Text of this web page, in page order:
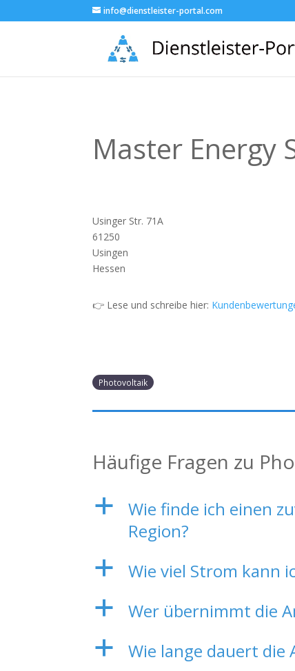
info@dienstleister-portal.com
Master Energy
Usinger Str. 71A
61250
Usingen
Hessen
👉 Lese und schreibe hier:
Photovoltaik
Häufige Fragen zu
a
Wie finde ich einen
Region?
a Wie viel Strom kann
a Wer übernimmt die
a Wie lange dauert die